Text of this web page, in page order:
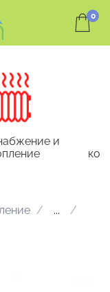
0
и
...